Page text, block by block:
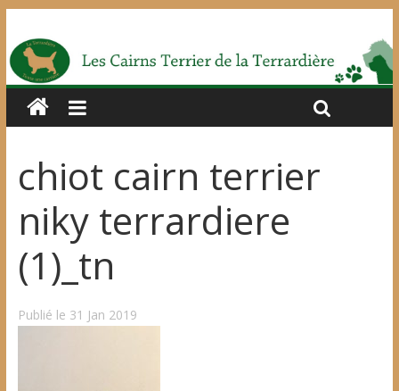
chiot cairn terrier
niky terrardiere
(1)_tn
Publié le 31 Jan 2019